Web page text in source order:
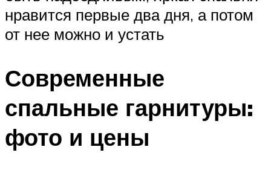
нравится первые два дня, а потом
от нее можно и устать
Современные
спальные гарнитуры:
фото и цены